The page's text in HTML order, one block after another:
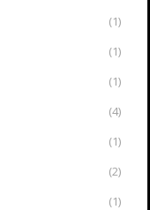
(1)
(1)
(1)
(4)
(1)
(2)
(1)